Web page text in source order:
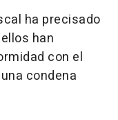
ha precisado
han
con el
condena